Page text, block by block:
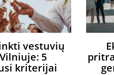
vestuvių
5
kriterijai